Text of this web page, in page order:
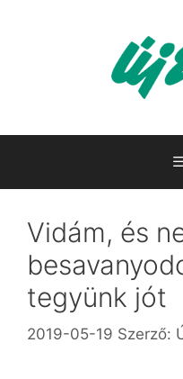
Vidám, és
tegyünk jót
2019-05-19 Szerző: